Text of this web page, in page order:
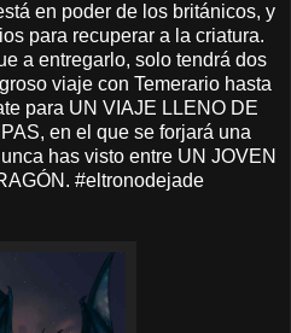
en poder de los británicos, y
para recuperar a la criatura.
a entregarlo, solo tendrá dos
viaje con Temerario hasta
para UN VIAJE LLENO DE
en el que se forjará una
has visto entre UN JOVEN
#eltronodejade